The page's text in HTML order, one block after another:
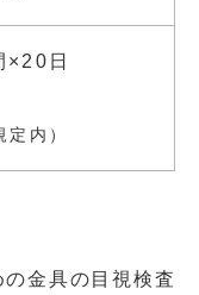
日
内）
金具の目視検査